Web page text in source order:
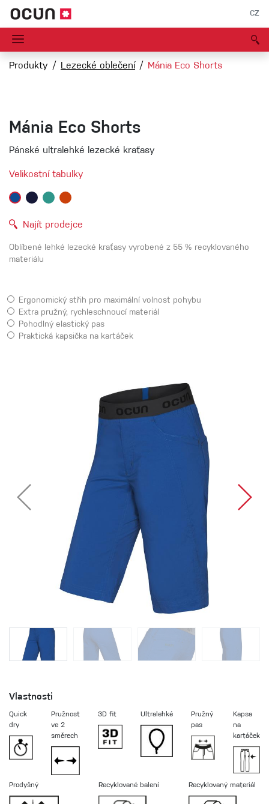
CZ
Produkty Lezecké oblečení Mánia Eco Shorts
Mánia Eco Shorts
Pánské ultralehké lezecké kraťasy
Velikostní tabulky
Najít prodejce
Oblíbené lehké lezecké kraťasy vyrobené z 55 % recyklovaného
materiálu
Ergonomický střih pro maximální volnost pohybu
Extra pružný, rychleschnoucí materiál
Pohodlný elastický pas
Praktická kapsička na kartáček
Vlastnosti
Quick
dry
Pružnost
ve 2
směrech
3D fit Ultralehké
Pružný
pas
Kapsa
na
kartáček
Prodyšný Recyklované balení Recyklovaný materiál